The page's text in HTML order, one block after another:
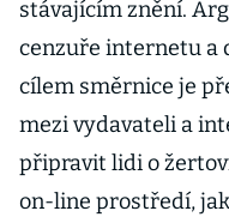
stávajícím znění.
cenzuře internetu a
cílem směrnice je
mezi vydavateli a
připravit lidi o
on-line prostředí,